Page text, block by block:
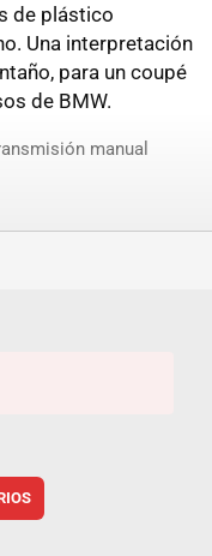
de plástico
Una interpretación
para un coupé
de BMW.
manual